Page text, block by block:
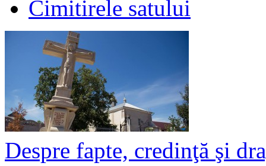
Cimitirele satului
Despre fapte, credinţă şi